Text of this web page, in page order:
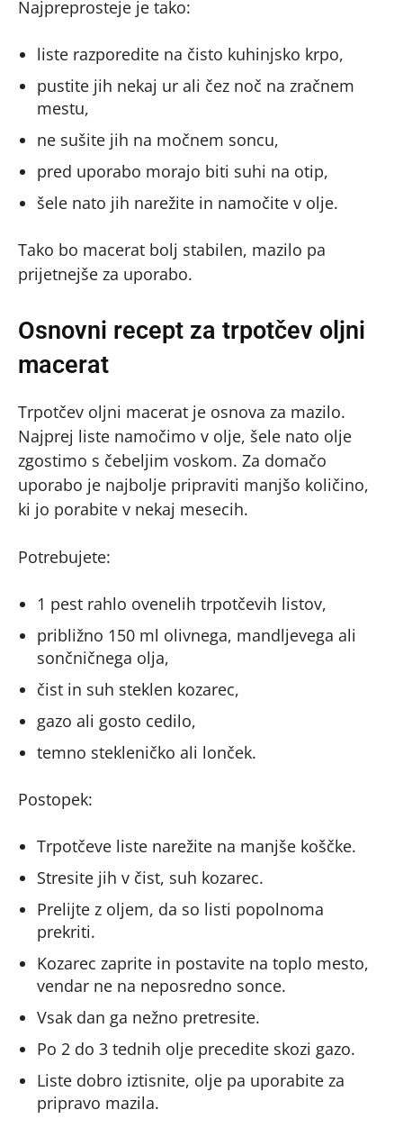
Najpreprosteje je tako:
liste razporedite na čisto kuhinjsko krpo,
pustite jih nekaj ur ali čez noč na zračnem
mestu,
ne sušite jih na močnem soncu,
pred uporabo morajo biti suhi na otip,
šele nato jih narežite in namočite v olje.
Tako bo macerat bolj stabilen, mazilo pa
prijetnejše za uporabo.
Osnovni recept za trpotčev oljni
macerat
Trpotčev oljni macerat je osnova za mazilo.
Najprej liste namočimo v olje, šele nato olje
zgostimo s čebeljim voskom. Za domačo
uporabo je najbolje pripraviti manjšo količino,
ki jo porabite v nekaj mesecih.
Potrebujete:
1 pest rahlo ovenelih trpotčevih listov,
približno 150 ml olivnega, mandljevega ali
sončničnega olja,
čist in suh steklen kozarec,
gazo ali gosto cedilo,
temno stekleničko ali lonček.
Postopek:
Trpotčeve liste narežite na manjše koščke.
Stresite jih v čist, suh kozarec.
Prelijte z oljem, da so listi popolnoma
prekriti.
Kozarec zaprite in postavite na toplo mesto,
vendar ne na neposredno sonce.
Vsak dan ga nežno pretresite.
Po 2 do 3 tednih olje precedite skozi gazo.
Liste dobro iztisnite, olje pa uporabite za
pripravo mazila.